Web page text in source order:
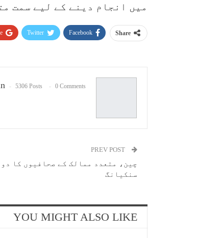
میں انجام دینے کے لیے سمت
Share
Facebook
Twitter
5306 Posts 0 Comments
چین، متعدد ممالک کے صحافیوں کا
سنکیانگ
YOU MIGHT ALSO LIKE